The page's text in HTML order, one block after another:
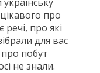
про
про які
для вас
про побут
не знали.